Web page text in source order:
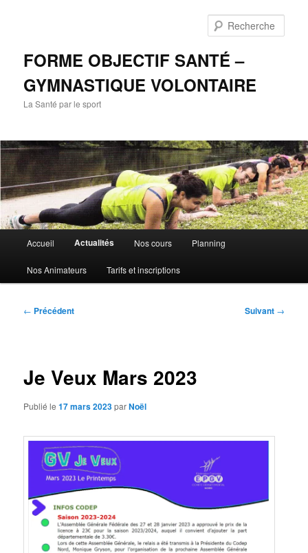
FORME OBJECTIF SANTÉ –
GYMNASTIQUE VOLONTAIRE
La Santé par le sport
principal
Accueil Actualités Nos cours Planning
Nos Animateurs Tarifs et inscriptions
Navigation
← Précédent Suivant →
Je Veux Mars 2023
Publié le17 mars 2023parNoël